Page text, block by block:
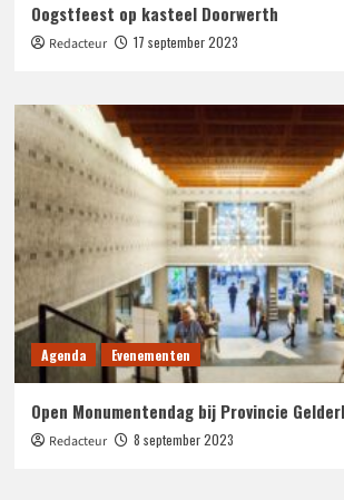
Oogstfeest op kasteel Doorwerth
Redacteur 17 september 2023
Agenda Evenementen
Open Monumentendag bij Provincie
Redacteur 8 september 2023